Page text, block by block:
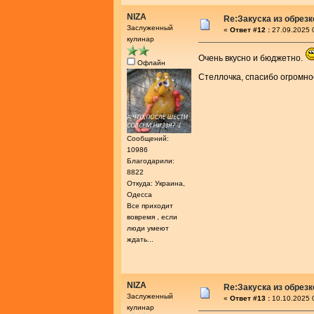
NIZA
Заслуженный
кулинар
Офлайн
Сообщений:
10986
Благодарили:
8822
Откуда: Украина,
Одесса
Все приходит
вовремя , если
люди умеют
ждать...
Re:Закуска из
« Ответ #12 : 27.09.2025
Очень вкусно и бюджетно.
Стеллочка, спасибо
NIZA
Заслуженный
кулинар
Re:Закуска из
« Ответ #13 : 10.10.2025